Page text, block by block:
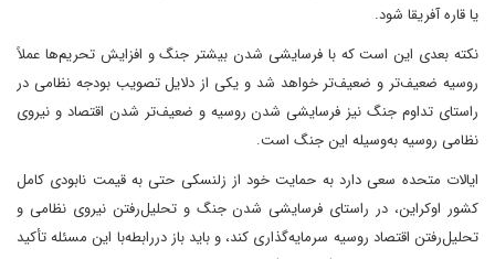
یا قاره آفریقا شود.
نکته بعدی این است که با فرسایشی شدن بیشتر جنگ و افزایش تحریم‌ها عملاً
روسیه ضعیف‌تر و ضعیف‌تر خواهد شد و یکی از دلایل تصویب بودجه نظامی در
راستای تداوم جنگ نیز فرسایشی شدن روسیه و ضعیف‌تر شدن اقتصاد و نیروی
نظامی روسیه به‌وسیله این جنگ است.
ایالات متحده سعی دارد به حمایت خود از زلنسکی حتی به قیمت نابودی کامل
کشور اوکراین، در راستای فرسایشی شدن جنگ و تحلیل‌رفتن نیروی نظامی و
تحلیل‌رفتن اقتصاد روسیه سرمایه‌گذاری کند، و باید باز دررابطه‌با این مسئله تأکید